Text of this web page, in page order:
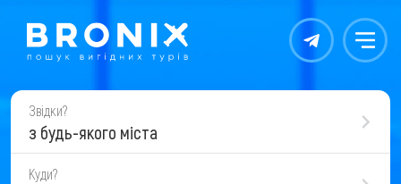
Контакты Меню
Звідки?
з будь-якого міста
Куди?